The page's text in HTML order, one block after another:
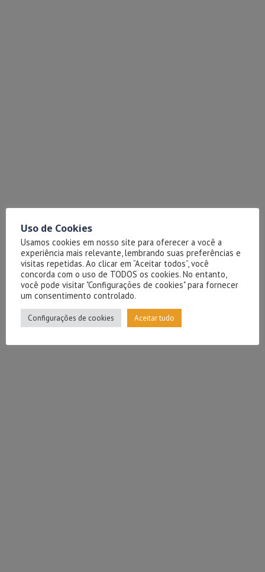
Uso de Cookies
Usamos cookies em nosso site para oferecer a você a
experiência mais relevante, lembrando suas preferências e
visitas repetidas. Ao clicar em “Aceitar todos”, você
concorda com o uso de TODOS os cookies. No entanto,
você pode visitar "Configurações de cookies" para fornecer
um consentimento controlado.
Configurações de cookies Aceitar tudo